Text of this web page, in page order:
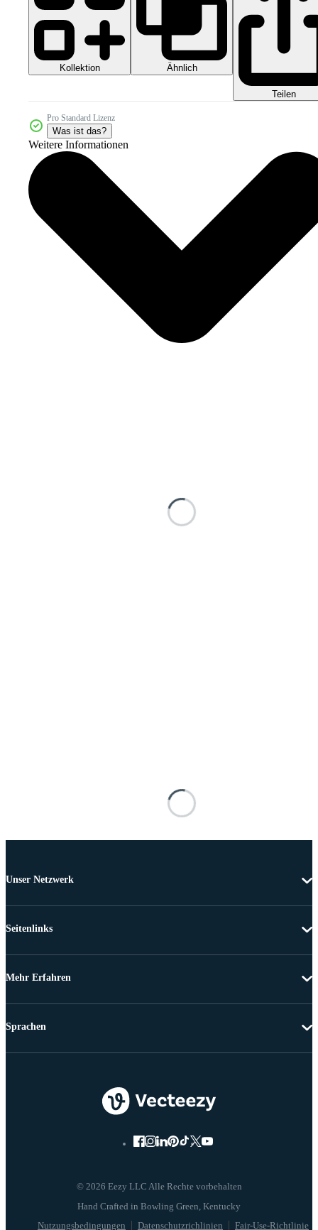
Kollektion Ähnlich
Teilen
Pro Standard Lizenz
Was ist das?
Weitere Informationen
Unser Netzwerk
Seitenlinks
Mehr Erfahren
© 2026 Eezy LLC Alle Rechte vorbehalten
Nutzungsbedingungen Datenschutzrichlinien Fair-Use-Richtlinie
Sprachen